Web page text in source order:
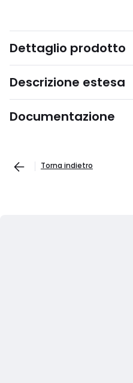
Dettaglio prodotto
Descrizione estesa
Documentazione
Torna indietro